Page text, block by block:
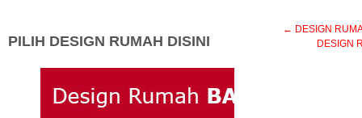
← DESIGN
DESIGN
PILIH DESIGN RUMAH DISINI